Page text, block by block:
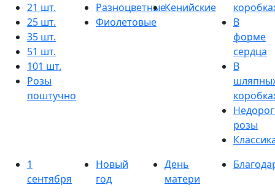
21 шт.
25 шт.
35 шт.
51 шт.
101 шт.
Розы
поштучно
Разноцветные
Фиолетовые
Кенийские
В
форме
сердца
В
розы
1
сентября
Новый
год
День
матери